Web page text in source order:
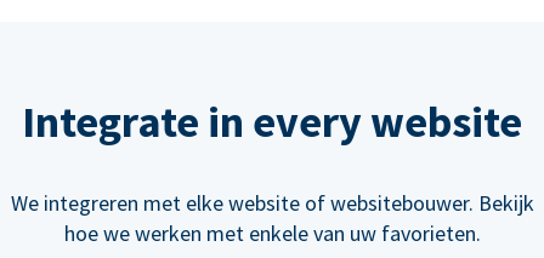
Integrate in every website
We integreren met elke website of websitebouwer. Bekijk
hoe we werken met enkele van uw favorieten.